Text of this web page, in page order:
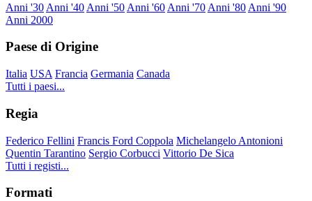
Anni '30 Anni '40 Anni '50 Anni '60 Anni '70 Anni '80 Anni '90
Anni 2000
Paese di Origine
Italia USA Francia Germania Canada
Tutti i paesi...
Regia
Federico Fellini Francis Ford Coppola Michelangelo Antonioni
Quentin Tarantino Sergio Corbucci Vittorio De Sica
Tutti i registi...
Formati